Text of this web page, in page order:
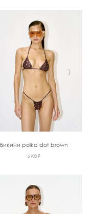
›
Бикини polka dot brown
6 900 ₽